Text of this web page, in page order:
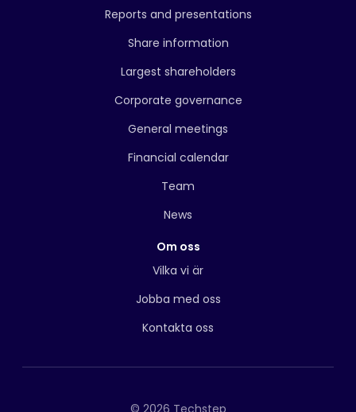
Reports and presentations
Share information
Largest shareholders
Corporate governance
General meetings
Financial calendar
Team
News
Om oss
Vilka vi är
Jobba med oss
Kontakta oss